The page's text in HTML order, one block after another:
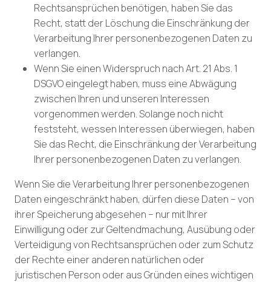
Rechtsansprüchen benötigen, haben Sie das
Recht, statt der Löschung die Einschränkung der
Verarbeitung Ihrer personenbezogenen Daten zu
verlangen.
Wenn Sie einen Widerspruch nach Art. 21 Abs. 1
DSGVO eingelegt haben, muss eine Abwägung
zwischen Ihren und unseren Interessen
vorgenommen werden. Solange noch nicht
feststeht, wessen Interessen überwiegen, haben
Sie das Recht, die Einschränkung der Verarbeitung
Ihrer personenbezogenen Daten zu verlangen.
Wenn Sie die Verarbeitung Ihrer personenbezogenen
Daten eingeschränkt haben, dürfen diese Daten – von
ihrer Speicherung abgesehen – nur mit Ihrer
Einwilligung oder zur Geltendmachung, Ausübung oder
Verteidigung von Rechtsansprüchen oder zum Schutz
der Rechte einer anderen natürlichen oder
juristischen Person oder aus Gründen eines wichtigen